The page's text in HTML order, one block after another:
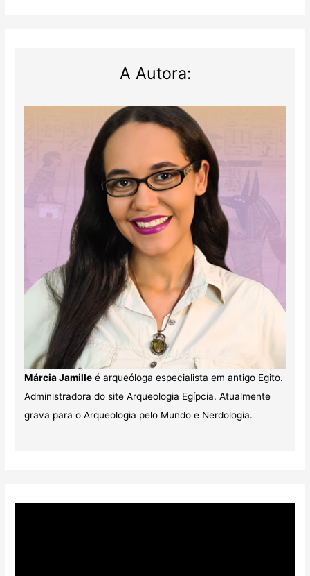
A Autora:
Márcia Jamilleé arqueóloga especialista em antigo Egito.
Administradora do site Arqueologia Egípcia. Atualmente
grava para o Arqueologia pelo Mundo e Nerdologia.